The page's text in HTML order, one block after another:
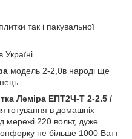
так і пакувальної
Україні
модель 2-2,0в народі ще
Леміра ЕПТ2Ч-Т 2-2.5 /
готування в домашніх
мережі 220 вольт, дуже
не більше 1000 Ватт